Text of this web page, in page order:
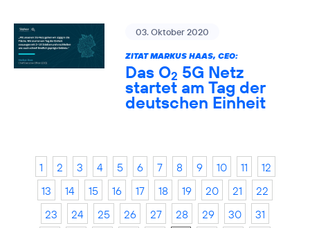
03. Oktober 2020
ZITAT MARKUS HAAS, CEO:
Das O2 5G Netz
startet am Tag der
deutschen Einheit
1 2 3 4 5 6 7 8 9 10 11
12
13
14 15 16 17 18 19 20 21
22
23
24 25 26 27 28 29 30
31